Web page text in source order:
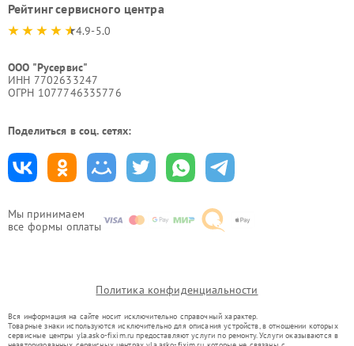
Мы принимаем
все формы оплаты
Рейтинг сервисного центра
4.9-5.0
ООО "Русервис"
ИНН 7702633247
ОГРН 1077746335776
Поделиться в соц. сетях:
Политика конфиденциальности
Вся информация на сайте носит исключительно справочный характер.
Товарные знаки используются исключительно для описания устройств, в отношении которых
сервисные центры yla.asko-fixim.ru предоставляют услуги по ремонту. Услуги оказываются в